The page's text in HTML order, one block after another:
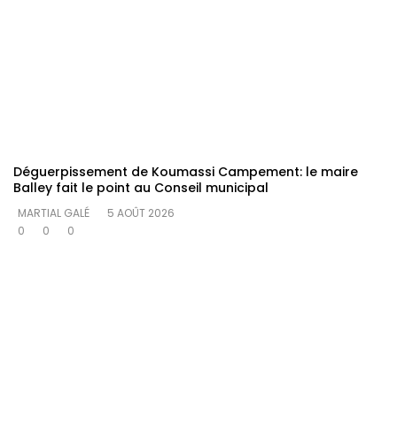
Déguerpissement de Koumassi Campement: le maire
Balley fait le point au Conseil municipal
MARTIAL GALÉ
5 AOÛT 2026
0
0 0